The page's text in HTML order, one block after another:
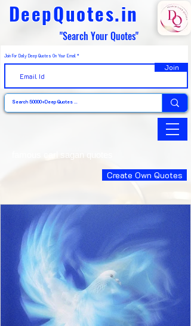
DeepQuotes.in
"Search Your Quotes"
Join For Daily Deep Quotes On Your Email
Join
famous carl sagan quotes
Create Own Quotes